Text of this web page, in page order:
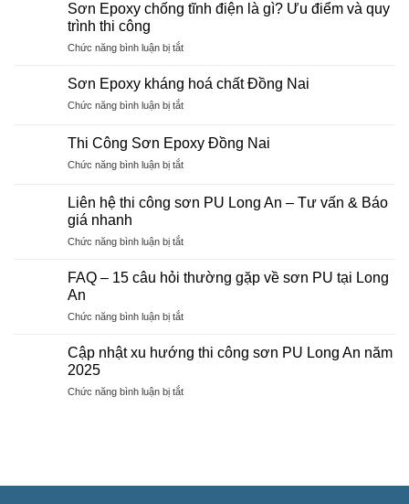
Sơn Epoxy chống tĩnh điện là gì? Ưu điểm và quy
trình thi công
Chức năng bình luận bị tắtở
Epoxy
chống
tĩnh
là
Ưu
và
thi
Sơn Epoxy kháng hoá chất Đồng Nai
Chức năng bình luận bị tắtở
Epoxy
kháng
hoá
Đồng
Thi Công Sơn Epoxy Đồng Nai
Chức năng bình luận bị tắtở
Công
Sơn
Đồng
Liên hệ thi công sơn PU Long An – Tư vấn & Báo
giá nhanh
Chức năng bình luận bị tắtở
hệ
sơn
Long
Tư
FAQ – 15 câu hỏi thường gặp về sơn PU tại Long
An
Chức năng bình luận bị tắtở
15
hỏi
tại
Cập nhật xu hướng thi công sơn PU Long An năm
2025
Chức năng bình luận bị tắtở
công